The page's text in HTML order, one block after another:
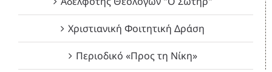
Χριστιανική Φοιτητική Δράση
Περιοδικό «Προς τη Νίκη»